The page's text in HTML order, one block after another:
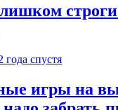
года спустя
игры на